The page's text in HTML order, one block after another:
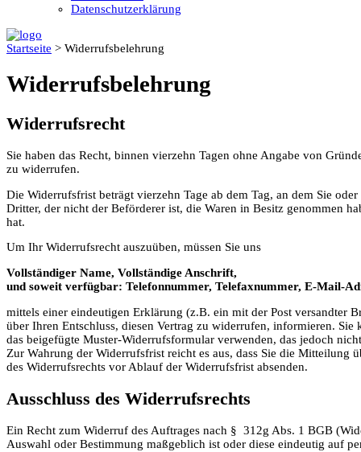
Datenschutzerklärung
Startseite > Widerrufsbelehrung
Widerrufsbelehrung
Widerrufsrecht
Sie haben das Recht, binnen vierzehn Tagen ohne Angabe von
zu widerrufen.
Die Widerrufsfrist beträgt vierzehn Tage ab dem Tag, an dem Sie
Dritter, der nicht der Beförderer ist, die Waren in Besitz genommen
hat.
Um Ihr Widerrufsrecht auszuüben, müssen Sie uns
Vollständiger Name, Vollständige Anschrift,
und soweit verfügbar: Telefonnummer, Telefaxnummer, E-Mail-
mittels einer eindeutigen Erklärung (z.B. ein mit der Post versandter
über Ihren Entschluss, diesen Vertrag zu widerrufen, informieren. Sie
das beigefügte Muster-Widerrufsformular verwenden, das jedoch
Zur Wahrung der Widerrufsfrist reicht es aus, dass Sie die Mitteilung
des Widerrufsrechts vor Ablauf der Widerrufsfrist absenden.
Ausschluss des Widerrufsrechts
Ein Recht zum Widerruf des Auftrages nach § 312g Abs. 1 BGB
Auswahl oder Bestimmung maßgeblich ist oder diese eindeutig auf